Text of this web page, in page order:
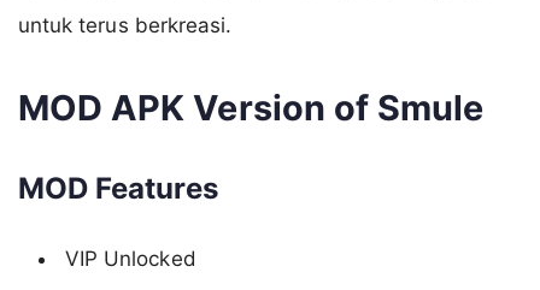
untuk terus berkreasi.
MOD APK Version of Smule
MOD Features
VIP Unlocked